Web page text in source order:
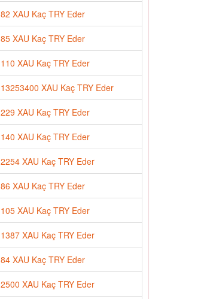
82 XAU Kaç TRY Eder
85 XAU Kaç TRY Eder
110 XAU Kaç TRY Eder
13253400 XAU Kaç TRY Eder
229 XAU Kaç TRY Eder
140 XAU Kaç TRY Eder
2254 XAU Kaç TRY Eder
86 XAU Kaç TRY Eder
105 XAU Kaç TRY Eder
1387 XAU Kaç TRY Eder
84 XAU Kaç TRY Eder
2500 XAU Kaç TRY Eder